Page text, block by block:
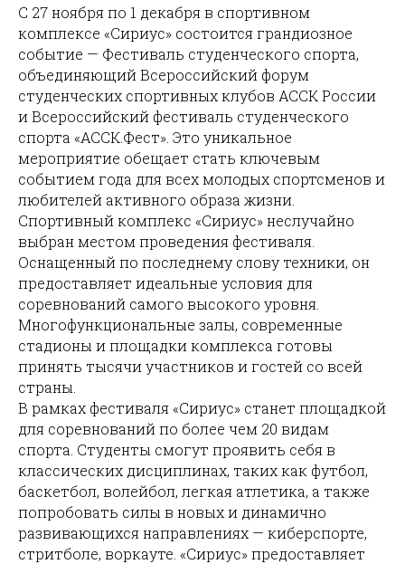
С 27 ноября по 1 декабря в спортивном
комплексе «Сириус» состоится грандиозное
событие — Фестиваль студенческого спорта,
объединяющий Всероссийский форум
студенческих спортивных клубов АССК России
и Всероссийский фестиваль студенческого
спорта «АССК.Фест». Это уникальное
мероприятие обещает стать ключевым
событием года для всех молодых спортсменов и
любителей активного образа жизни.
Спортивный комплекс «Сириус» неслучайно
выбран местом проведения фестиваля.
Оснащенный по последнему слову техники, он
предоставляет идеальные условия для
соревнований самого высокого уровня.
Многофункциональные залы, современные
стадионы и площадки комплекса готовы
принять тысячи участников и гостей со всей
страны.
В рамках фестиваля «Сириус» станет площадкой
для соревнований по более чем 20 видам
спорта. Студенты смогут проявить себя в
классических дисциплинах, таких как футбол,
баскетбол, волейбол, легкая атлетика, а также
попробовать силы в новых и динамично
развивающихся направлениях — киберспорте,
стритболе, воркауте. «Сириус» предоставляет